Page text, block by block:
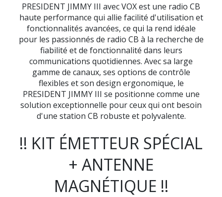
PRESIDENT JIMMY III avec VOX est une radio CB
haute performance qui allie facilité d'utilisation et
fonctionnalités avancées, ce qui la rend idéale
pour les passionnés de radio CB à la recherche de
fiabilité et de fonctionnalité dans leurs
communications quotidiennes. Avec sa large
gamme de canaux, ses options de contrôle
flexibles et son design ergonomique, le
PRESIDENT JIMMY III se positionne comme une
solution exceptionnelle pour ceux qui ont besoin
d'une station CB robuste et polyvalente.
!! KIT ÉMETTEUR SPÉCIAL
+ ANTENNE
MAGNÉTIQUE !!